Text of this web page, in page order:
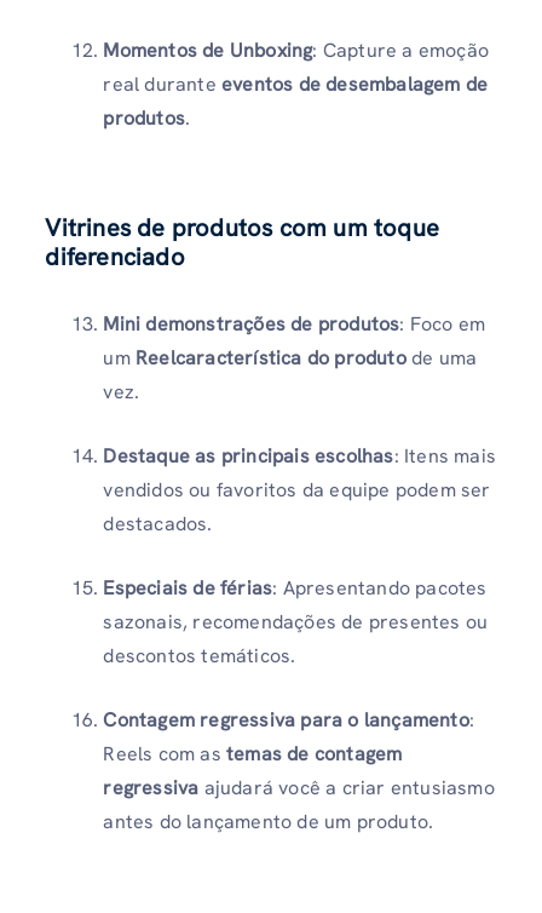
Momentos de Unboxing: Capture a emoção
real durante eventos de desembalagem de
produtos.
Vitrines de produtos com um toque
diferenciado
Mini demonstrações de produtos: Foco em
um Reelcaracterística do produtode uma
vez.
Destaque as principais escolhas: Itens mais
vendidos ou favoritos da equipe podem ser
destacados.
Especiais de férias: Apresentando pacotes
sazonais, recomendações de presentes ou
descontos temáticos.
Contagem regressiva para o lançamento:
Reels com as temas de contagem
regressiva ajudará você a criar entusiasmo
antes do lançamento de um produto.